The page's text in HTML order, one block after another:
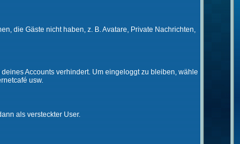
die Gäste nicht haben, z. B. Avatare, Private Nachrichten,
Accounts verhindert. Um eingeloggt zu bleiben, wähle
usw.
als versteckter User.